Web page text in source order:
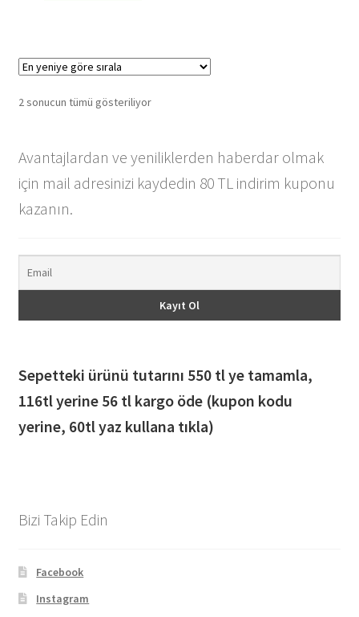
var.
seçilebilir
2 sonucun tümü gösteriliyorEn
sıralandı
Avantajlardan ve yeniliklerden haberdar olmak
için mail adresinizi kaydedin 80 TL indirim kuponu
kazanın.
Sepetteki ürünü tutarını 550 tl ye tamamla,
116tl yerine 56 tl kargo öde (kupon kodu
yerine, 60tl yaz kullana tıkla)
Bizi Takip Edin
Facebook
Instagram